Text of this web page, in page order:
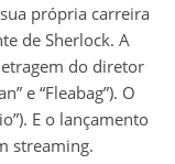
própria carreira
de Sherlock. A
do diretor
e “Fleabag”). O
E o lançamento
streaming.